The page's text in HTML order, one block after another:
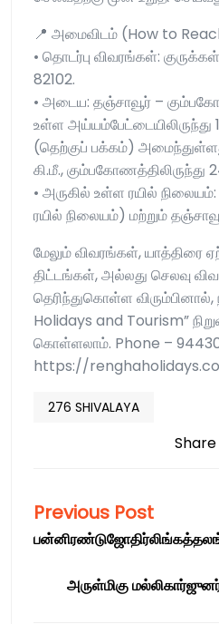
📍 அமைவிடம் (How to
• தொடர்பு விவரங்கள்:
82102.
• அடைய: தஞ்சாவூர் –
உள்ள
(தெற்குப் பக்கம்)
கி.மீ., கும்பகோணத்திலிருந்து
• அருகில் உள்ள ரயில்
ரயில் நிலையம்) மற்றும்
மேலும் விவரங்கள், யாத்திரை
திட்டங்கள், அல்லது செலவு
தெரிந்துகொள்ள
Holidays and Tourism”
கொள்ளலாம். Phone –
https://
276 SHIVALAYA
Share
Previous Post
அருள்மிகு